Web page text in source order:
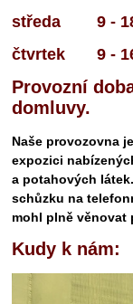
středa 9 -
čtvrtek 9 -
Provozní
domluvy.
Naše provozovna
expozici
a potahových
schůzku na
mohl plně věnovat
Kudy k nám: